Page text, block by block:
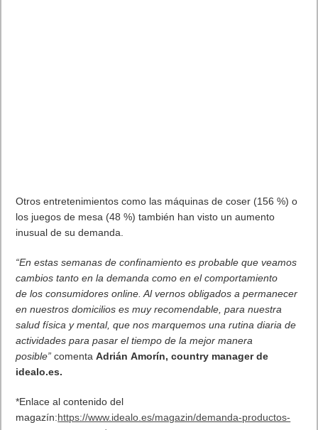
Otros entretenimientos como las máquinas de coser (156 %) o
los juegos de mesa (48 %) también han visto un aumento
inusual de su demanda.
“En estas semanas de confinamiento es probable que veamos
cambios tanto en la demanda como en el comportamiento
de los consumidores online. Al vernos obligados a permanecer
en nuestros domicilios es muy recomendable, para nuestra
salud física y mental, que nos marquemos una rutina diaria de
actividades para pasar el tiempo de la mejor manera
posible”comentaAdriánAmorín, country manager de
idealo.es.
*Enlace al contenido del
magazín:https://www.idealo.es/magazin/demanda-productos-